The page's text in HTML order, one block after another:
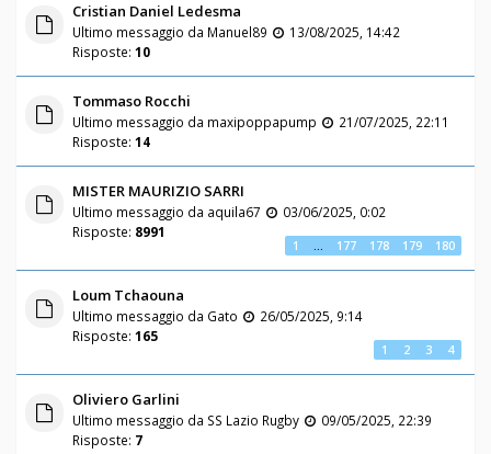
Cristian Daniel Ledesma
Ultimo messaggio da Manuel89
13/08/2025, 14:42
Risposte: 10
Tommaso Rocchi
Ultimo messaggio da maxipoppapump
21/07/2025, 22:11
Risposte: 14
MISTER MAURIZIO SARRI
Ultimo messaggio da aquila67
03/06/2025, 0:02
Risposte: 8991
1 … 177 178 179 180
Loum Tchaouna
Ultimo messaggio da Gato
26/05/2025, 9:14
Risposte: 165
1 2 3 4
Oliviero Garlini
Ultimo messaggio da SS Lazio Rugby
09/05/2025, 22:39
Risposte: 7